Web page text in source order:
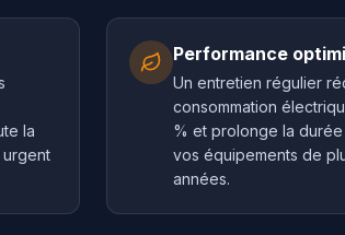
la
Performance
Un entretien régulier
consommation
% et prolonge la
vos équipements de
années.